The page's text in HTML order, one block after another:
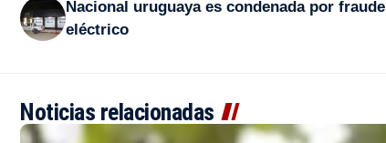
Nacional uruguaya es condenada por fraude
eléctrico
Noticias relacionadas